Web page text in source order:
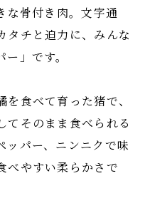
な骨付き肉。文字通
タチと迫力に、みんな
」です。
食べて育った猪で、
てそのまま食べられる
ッパー、ニンニクで味
べやすい柔らかさで